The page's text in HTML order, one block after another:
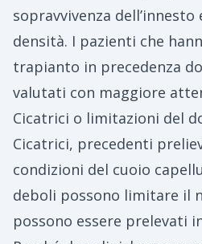
sopravvivenza
densità. I pazienti che
trapianto in precedenza
valutati con maggiore
Cicatrici o limitazioni del
Cicatrici, precedenti
condizioni del cuoio
deboli possono limitare il
possono essere prelevati